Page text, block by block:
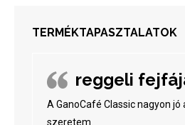
TERMÉKTAPASZTALATOK
reggeli
A GanoCafé Classic nagyon
szeretem.